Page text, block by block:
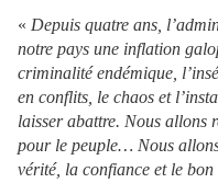
« Depuis quatre ans,
notre pays une inflation
criminalité endémique,
en conflits, le chaos et
laisser abattre. Nous allons
pour le peuple… Nous
vérité, la confiance et le